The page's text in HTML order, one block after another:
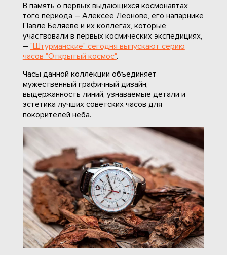
В память о первых выдающихся космонавтах
того периода – Алексее Леонове, его напарнике
Павле Беляеве и их коллегах, которые
участвовали в первых космических экспедициях,
– "Штурманские" сегодня выпускают серию
часов "Открытый космос".
Часы данной коллекции объединяет
мужественный графичный дизайн,
выдержанность линий, узнаваемые детали и
эстетика лучших советских часов для
покорителей неба.